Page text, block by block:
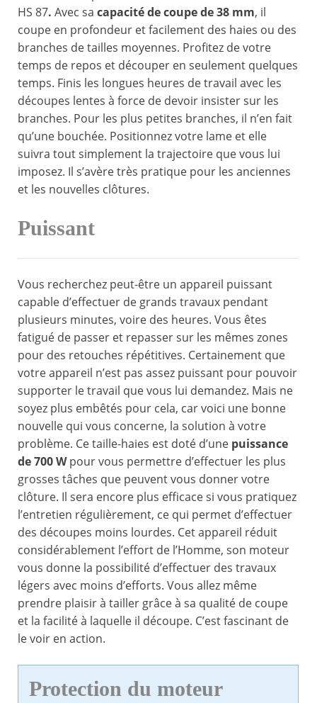
HS 87. Avec sa capacité de coupe de 38 mm, il
coupe en profondeur et facilement des haies ou des
branches de tailles moyennes. Profitez de votre
temps de repos et découper en seulement quelques
temps. Finis les longues heures de travail avec les
découpes lentes à force de devoir insister sur les
branches. Pour les plus petites branches, il n’en fait
qu’une bouchée. Positionnez votre lame et elle
suivra tout simplement la trajectoire que vous lui
imposez. Il s’avère très pratique pour les anciennes
et les nouvelles clôtures.
Puissant
Vous recherchez peut-être un appareil puissant
capable d’effectuer de grands travaux pendant
plusieurs minutes, voire des heures. Vous êtes
fatigué de passer et repasser sur les mêmes zones
pour des retouches répétitives. Certainement que
votre appareil n’est pas assez puissant pour pouvoir
supporter le travail que vous lui demandez. Mais ne
soyez plus embêtés pour cela, car voici une bonne
nouvelle qui vous concerne, la solution à votre
problème. Ce taille-haies est doté d’une puissance
de 700 Wpour vous permettre d’effectuer les plus
grosses tâches que peuvent vous donner votre
clôture. Il sera encore plus efficace si vous pratiquez
l’entretien régulièrement, ce qui permet d’effectuer
des découpes moins lourdes. Cet appareil réduit
considérablement l’effort de l’Homme, son moteur
vous donne la possibilité d’effectuer des travaux
légers avec moins d’efforts. Vous allez même
prendre plaisir à tailler grâce à sa qualité de coupe
et la facilité à laquelle il découpe. C’est fascinant de
le voir en action.
Protection du moteur